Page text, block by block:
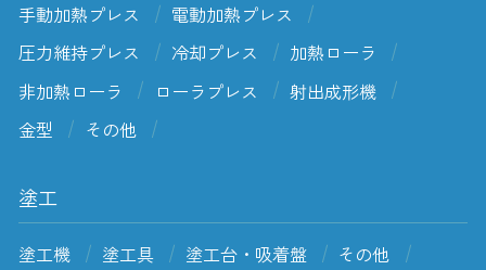
手動加熱プレス
電動加熱プレス
圧力維持プレス
冷却プレス
加熱ローラ
非加熱ローラ
ローラプレス
射出成形機
金型
その他
塗工
塗工機 塗工具 塗工台・吸着盤 その他